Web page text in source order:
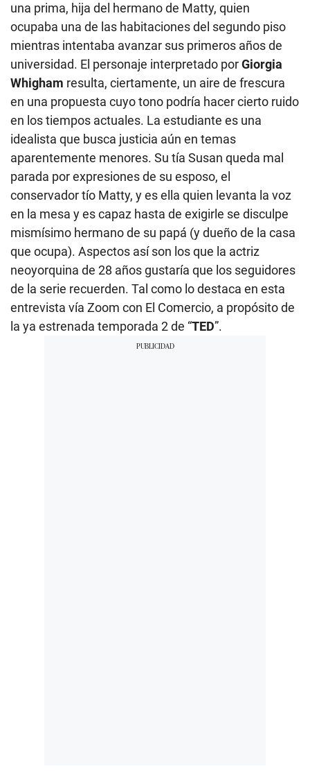
una prima, hija del hermano de Matty, quien
ocupaba una de las habitaciones del segundo piso
mientras intentaba avanzar sus primeros años de
universidad. El personaje interpretado porGiorgia
Whigham resulta, ciertamente, un aire de frescura
en una propuesta cuyo tono podría hacer cierto ruido
en los tiempos actuales. La estudiante es una
idealista que busca justicia aún en temas
aparentemente menores. Su tía Susan queda mal
parada por expresiones de su esposo, el
conservador tío Matty, y es ella quien levanta la voz
en la mesa y es capaz hasta de exigirle se disculpe
mismísimo hermano de su papá (y dueño de la casa
que ocupa). Aspectos así son los que la actriz
neoyorquina de 28 años gustaría que los seguidores
de la serie recuerden. Tal como lo destaca en esta
entrevista vía Zoom con El Comercio, a propósito de
la ya estrenada temporada 2 de “TED”.